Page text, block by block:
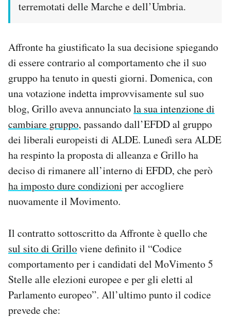
terremotati delle Marche e dell’Umbria.
Affronte ha giustificato la sua decisione spiegando
di essere contrario al comportamento che il suo
gruppo ha tenuto in questi giorni. Domenica, con
una votazione indetta improvvisamente sul suo
blog, Grillo aveva annunciatola sua intenzione di
cambiare gruppo, passando dall’EFDD al gruppo
dei liberali europeisti di ALDE. Lunedì sera ALDE
ha respinto la proposta di alleanza e Grillo ha
deciso di rimanere all’interno di EFDD, che però
ha imposto dure condizioni per accogliere
nuovamente il Movimento.
Il contratto sottoscritto da Affronte è quello che
sul sito di Grilloviene definito il “Codice
comportamento per i candidati del MoVimento 5
Stelle alle elezioni europee e per gli eletti al
Parlamento europeo”. All’ultimo punto il codice
prevede che: